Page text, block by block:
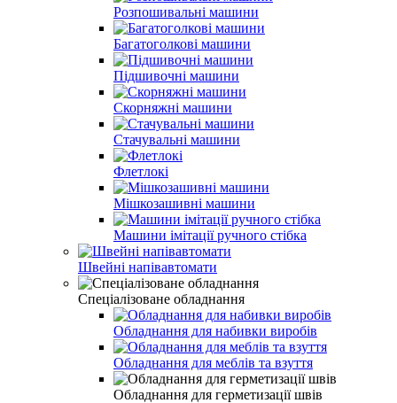
Розпошивальні машини
Багатоголкові машини
Підшивочні машини
Скорняжні машини
Стачувальні машини
Флетлокі
Мішкозашивні машини
Машини імітації ручного стібка
Швейні напівавтомати
Спеціалізоване обладнання
Обладнання для набивки виробів
Обладнання для меблів та взуття
Обладнання для герметизації швів